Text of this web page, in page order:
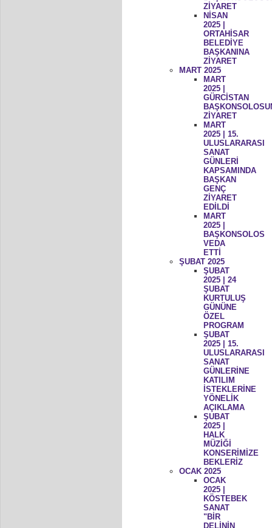
ZİYARET
NİSAN
2025 |
ORTAHİSAR
BELEDİYE
BAŞKANINA
ZİYARET
MART 2025
MART
2025 |
GÜRCİSTAN
ZİYARET
MART
2025 | 15.
ULUSLARARASI
SANAT
GÜNLERİ
KAPSAMINDA
BAŞKAN
GENÇ
ZİYARET
EDİLDİ
MART
2025 |
BAŞKONSOLOS
VEDA
ETTİ
ŞUBAT 2025
ŞUBAT
2025 | 24
ŞUBAT
KURTULUŞ
GÜNÜNE
ÖZEL
PROGRAM
ŞUBAT
2025 | 15.
ULUSLARARASI
SANAT
GÜNLERİNE
KATILIM
İSTEKLERİNE
YÖNELİK
AÇIKLAMA
ŞUBAT
2025 |
HALK
MÜZİĞİ
KONSERİMİZE
BEKLERİZ
OCAK 2025
OCAK
2025 |
KÖSTEBEK
SANAT
"BİR
DELİNİN